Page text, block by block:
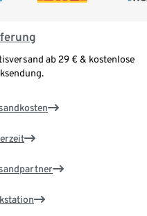
ab 29 € & kostenlose